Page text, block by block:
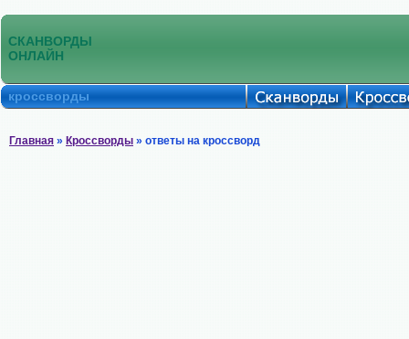
СКАНВОРДЫ
ОНЛАЙН
кроссворды
Главная » Кроссворды » ответы на кроссворд